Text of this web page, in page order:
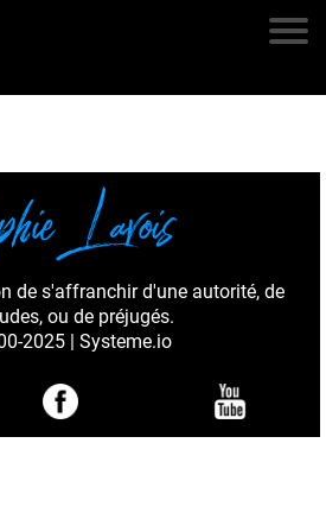
de s'affranchir d'une autorité, de
ou de préjugés.
2025 | Systeme.io